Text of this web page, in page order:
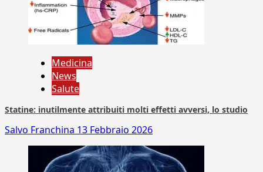
Medicina
News
Salute
Statine: inutilmente attribuiti molti effetti avversi, lo studio
Salvo Franchina 13 Febbraio 2026